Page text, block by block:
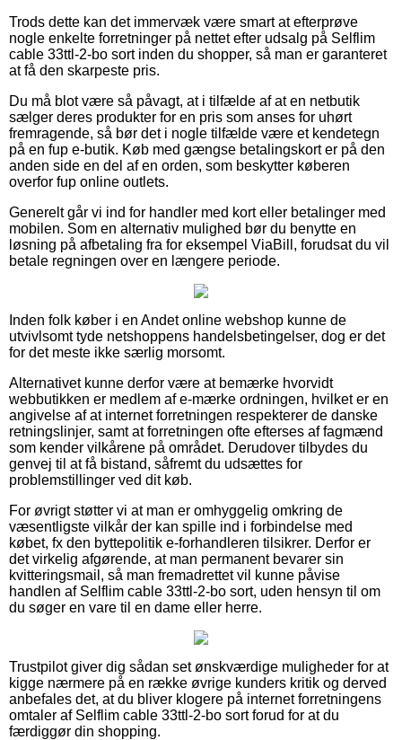
Trods dette kan det immervæk være smart at efterprøve
nogle enkelte forretninger på nettet efter udsalg på Selflim
cable 33ttl-2-bo sort inden du shopper, så man er garanteret
at få den skarpeste pris.
Du må blot være så påvagt, at i tilfælde af at en netbutik
sælger deres produkter for en pris som anses for uhørt
fremragende, så bør det i nogle tilfælde være et kendetegn
på en fup e-butik. Køb med gængse betalingskort er på den
anden side en del af en orden, som beskytter køberen
overfor fup online outlets.
Generelt går vi ind for handler med kort eller betalinger med
mobilen. Som en alternativ mulighed bør du benytte en
løsning på afbetaling fra for eksempel ViaBill, forudsat du vil
betale regningen over en længere periode.
Inden folk køber i en Andet online webshop kunne de
utvivlsomt tyde netshoppens handelsbetingelser, dog er det
for det meste ikke særlig morsomt.
Alternativet kunne derfor være at bemærke hvorvidt
webbutikken er medlem af e-mærke ordningen, hvilket er en
angivelse af at internet forretningen respekterer de danske
retningslinjer, samt at forretningen ofte efterses af fagmænd
som kender vilkårene på området. Derudover tilbydes du
genvej til at få bistand, såfremt du udsættes for
problemstillinger ved dit køb.
For øvrigt støtter vi at man er omhyggelig omkring de
væsentligste vilkår der kan spille ind i forbindelse med
købet, fx den byttepolitik e-forhandleren tilsikrer. Derfor er
det virkelig afgørende, at man permanent bevarer sin
kvitteringsmail, så man fremadrettet vil kunne påvise
handlen af Selflim cable 33ttl-2-bo sort, uden hensyn til om
du søger en vare til en dame eller herre.
Trustpilot giver dig sådan set ønskværdige muligheder for at
kigge nærmere på en række øvrige kunders kritik og derved
anbefales det, at du bliver klogere på internet forretningens
omtaler af Selflim cable 33ttl-2-bo sort forud for at du
færdiggør din shopping.